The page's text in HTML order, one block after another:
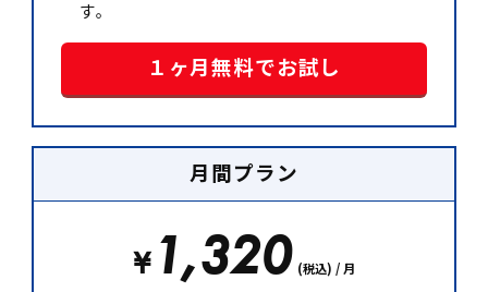
す。
１ヶ月無料でお試し
月間プラン
¥1,320 (税込) / 月